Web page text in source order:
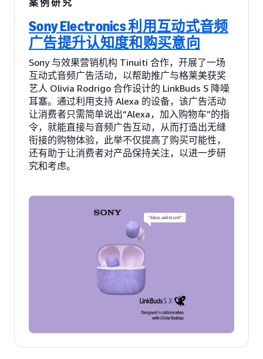
Sony Electronics 利用互动式音频
广告提升认知度和购买意向
Sony 与效果营销机构 Tinuiti 合作，开展了一场
互动式音频广告活动，以帮助推广与格莱美获奖
艺人 Olivia Rodrigo 合作设计的 LinkBuds S 降噪
耳塞。通过利用支持 Alexa 的设备，该广告活动
让消费者只需简单说出“Alexa，加入购物车”的指
令，就能直接与音频广告互动，从而打造出无缝
衔接的购物体验，此举不仅提高了购买可能性，
还有助于让消费者对产品保持关注，以进一步研
究和考虑。